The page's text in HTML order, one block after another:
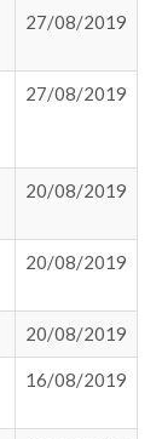
27/08/2019
27/08/2019
20/08/2019
20/08/2019
20/08/2019
16/08/2019